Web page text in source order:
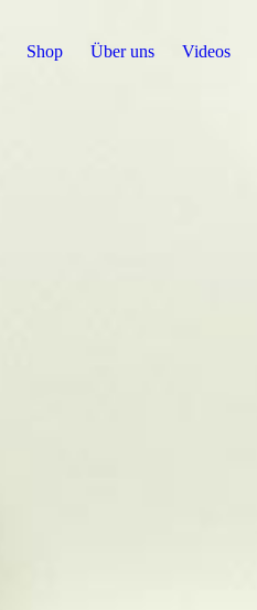
Shop Über uns Videos